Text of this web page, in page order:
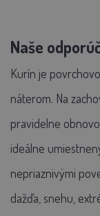
Naše
Kurín je
náterom. Na
pravidelne
ideálne
nepriaznivými
dažďa, snehu,